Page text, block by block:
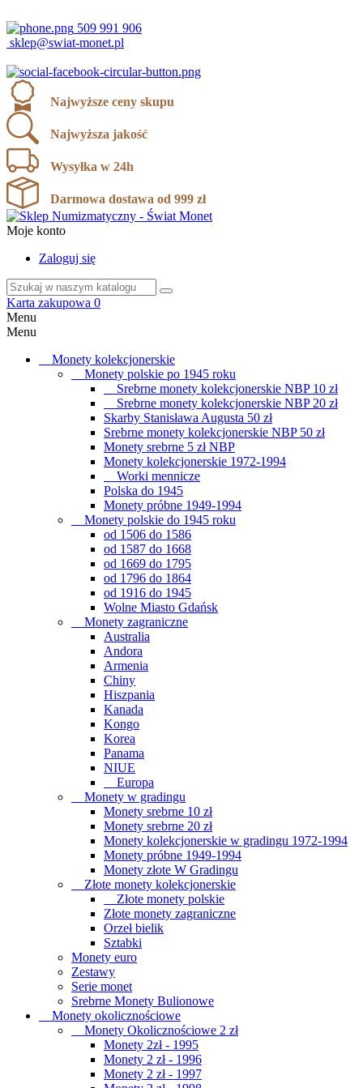
509 991 906
sklep@swiat-monet.pl
Najwyższe ceny skupu
Najwyższa jakość
Wysyłka w 24h
Darmowa dostawa od 999 zł
Moje konto
Zaloguj się
Karta zakupowa 0
Menu
Menu
Monety kolekcjonerskie
Monety polskie po 1945 roku
Srebrne monety kolekcjonerskie NBP 10 zł
Srebrne monety kolekcjonerskie NBP 20 zł
Skarby Stanisława Augusta 50 zł
Srebrne monety kolekcjonerskie NBP 50 zł
Monety srebrne 5 zł NBP
Monety kolekcjonerskie 1972-1994
Worki mennicze
Polska do 1945
Monety próbne 1949-1994
Monety polskie do 1945 roku
od 1506 do 1586
od 1587 do 1668
od 1669 do 1795
od 1796 do 1864
od 1916 do 1945
Wolne Miasto Gdańsk
Monety zagraniczne
Australia
Andora
Armenia
Chiny
Hiszpania
Kanada
Kongo
Korea
Panama
NIUE
Europa
Monety w gradingu
Monety srebrne 10 zł
Monety srebrne 20 zł
Monety kolekcjonerskie w gradingu 1972-1994
Monety próbne 1949-1994
Monety złote W Gradingu
Złote monety kolekcjonerskie
Złote monety polskie
Złote monety zagraniczne
Orzeł bielik
Sztabki
Monety euro
Zestawy
Serie monet
Srebrne Monety Bulionowe
Monety okolicznościowe
Monety Okolicznościowe 2 zł
Monety 2zł - 1995
Monety 2 zł - 1996
Monety 2 zł - 1997